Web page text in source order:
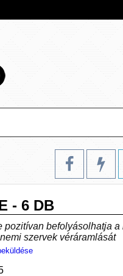
- 6 DB
pozitívan befolyásolhatja a
szervek véráramlását